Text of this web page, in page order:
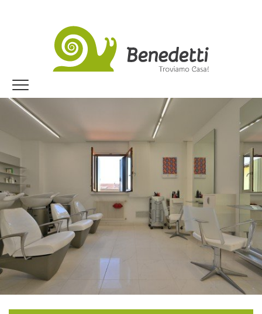
Home
I nostri immobili
Vendi con noi
Lavora con noi
Trova il tuo immobile!
DOVE
COSA